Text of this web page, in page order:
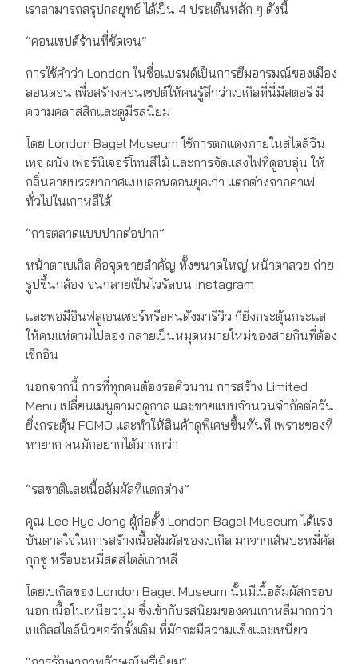
เราสามารถสรุปกลยุทธ์ ได้เป็น 4 ประเด็นหลัก ๆ ดังนี้
“คอนเซปต์ร้านที่ชัดเจน”
การใช้คำว่า London ในชื่อแบรนด์เป็นการยืมอารมณ์ของเมือง
ลอนดอน เพื่อสร้างคอนเซปต์ให้คนรู้สึกว่าเบเกิลที่นี่มีสตอรี มี
ความคลาสสิกและดูมีรสนิยม
โดย London Bagel Museum ใช้การตกแต่งภายในสไตล์วิน
เทจ ผนัง เฟอร์นิเจอร์โทนสีไม้ และการจัดแสงไฟที่ดูอบอุ่น ให้
กลิ่นอายบรรยากาศแบบลอนดอนยุคเก่า แตกต่างจากคาเฟ
ทั่วไปในเกาหลีใต้
“การตลาดแบบปากต่อปาก”
หน้าตาเบเกิล คือจุดขายสำคัญ ทั้งขนาดใหญ่ หน้าตาสวย ถ่าย
รูปขึ้นกล้อง จนกลายเป็นไวรัลบน Instagram
และพอมีอินฟลูเอนเซอร์หรือคนดังมารีวิว ก็ยิ่งกระตุ้นกระแส
ให้คนแห่ตามไปลอง กลายเป็นหมุดหมายใหม่ของสายกินที่ต้อง
เช็กอิน
นอกจากนี้ การที่ทุกคนต้องรอคิวนาน การสร้าง Limited
Menu เปลี่ยนเมนูตามฤดูกาล และขายแบบจำนวนจำกัดต่อวัน
ยิ่งกระตุ้น FOMO และทำให้สินค้าดูพิเศษขึ้นทันที เพราะของที่
หายาก คนมักอยากได้มากกว่า
“รสชาติและเนื้อสัมผัสที่แตกต่าง”
คุณ Lee Hyo Jong ผู้ก่อตั้ง London Bagel Museum ได้แรง
บันดาลใจในการสร้างเนื้อสัมผัสของเบเกิล มาจากเส้นบะหมี่คัล
กุกซู หรือบะหมี่สดสไตล์เกาหลี
โดยเบเกิลของ London Bagel Museum นั้นมีเนื้อสัมผัสกรอบ
นอก เนื้อในเหนียวนุ่ม ซึ่งเข้ากับรสนิยมของคนเกาหลีมากกว่า
เบเกิลสไตล์นิวยอร์กดั้งเดิม ที่มักจะมีความแข็งและเหนียว